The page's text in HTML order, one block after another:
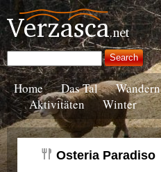
Home Das Tal Wandern
Aktivitäten
Winter
Osteria Paradiso